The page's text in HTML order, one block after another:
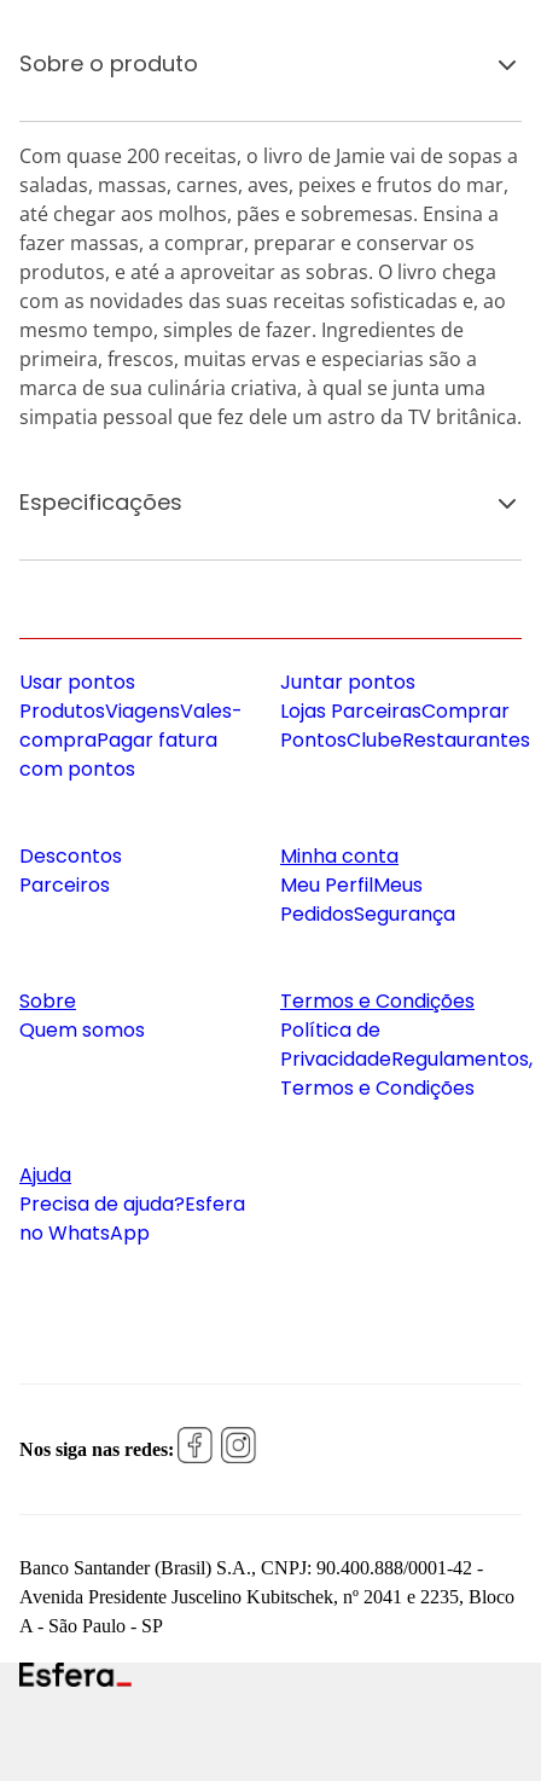
Sobre o produto
Com quase 200 receitas, o livro de Jamie vai de sopas a
saladas, massas, carnes, aves, peixes e frutos do mar,
até chegar aos molhos, pães e sobremesas. Ensina a
fazer massas, a comprar, preparar e conservar os
produtos, e até a aproveitar as sobras. O livro chega
com as novidades das suas receitas sofisticadas e, ao
mesmo tempo, simples de fazer. Ingredientes de
primeira, frescos, muitas ervas e especiarias são a
marca de sua culinária criativa, à qual se junta uma
simpatia pessoal que fez dele um astro da TV britânica.
Especificações
Usar pontos
ProdutosViagensVales-
compraPagar fatura
com pontos
Juntar pontos
Lojas ParceirasComprar
PontosClubeRestaurantes
Descontos
Parceiros
Minha conta
Meu PerfilMeus
PedidosSegurança
Sobre
Quem somos
Termos e Condições
Política de
PrivacidadeRegulamentos,
Termos e Condições
Ajuda
Precisa de ajuda?Esfera
no WhatsApp
Nos siga nas redes:
Banco Santander (Brasil) S.A., CNPJ: 90.400.888/0001-42 -
Avenida Presidente Juscelino Kubitschek, nº 2041 e 2235, Bloco
A - São Paulo - SP